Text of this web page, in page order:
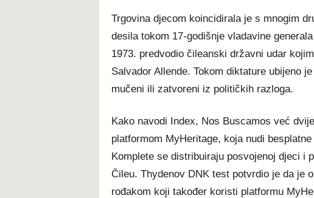
Trgovina djecom koincidirala je s mnogim
desila tokom 17-godišnje vladavine
1973. predvodio čileanski državni udar
Salvador Allende. Tokom diktature ubijeno
mučeni ili zatvoreni iz političkih razloga.
Kako navodi Index, Nos Buscamos već
platformom MyHeritage, koja nudi
Komplete se distribuiraju posvojenoj djeci i
Čileu. Thydenov DNK test potvrdio je da je
rođakom koji također koristi platformu